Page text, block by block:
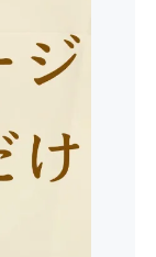
アニメ・漫画
ビューティ